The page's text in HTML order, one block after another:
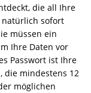
die all Ihre
sofort
müssen ein
Ihre Daten vor
Passwort ist Ihre
die mindestens 12
möglichen